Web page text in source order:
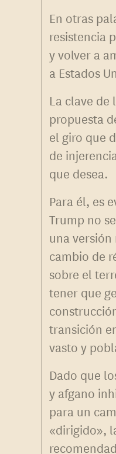
En otras
resistencia
y volver a
a Estados
La clave de
propuesta
el giro que
de
que desea.
Para él, es
Trump no
una
cambio de
sobre el
tener que
transición
vasto y
Dado que
y afgano
para un
«dirigido»,